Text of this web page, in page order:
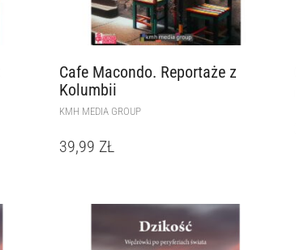
Cafe Macondo. Reportaże z
Kolumbii
KMH MEDIA GROUP
39,99 ZŁ